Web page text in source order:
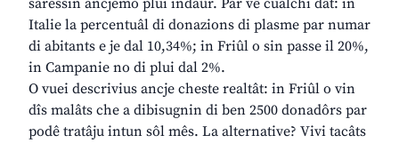
saressin ancjemò plui indaûr. Par vê cualchi dât: in
Italie la percentuâl di donazions di plasme par numar
di abitants e je dal 10,34%; in Friûl o sin passe il 20%,
in Campanie no di plui dal 2%.
O vuei descrivius ancje cheste realtât: in Friûl o vin
dîs malâts che a dibisugnin di ben 2500 donadôrs par
podê tratâju intun sôl mês. La alternative? Vivi tacâts